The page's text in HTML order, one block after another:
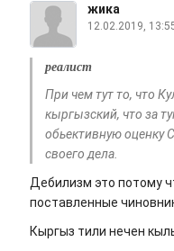
жика
12.02.2019,
реалист
При чем тут то, что
кыргызский, что за
обьективную оценку
своего дела.
Дебилизм это потому
поставленные
Кыргыз тили нечен